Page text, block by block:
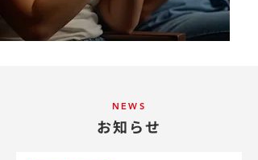
NEWS
お知らせ